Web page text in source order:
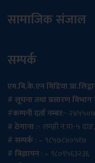
सामाजिक संजाल
सम्पर्क
एम.बि.के.एन मिडिया
# सूचना तथा प्रसारण विभाग
#कम्पनी दर्ता नम्बर:- २४५५०७
# ठेगाना:- लमही न.पा-५
# सम्पर्क: – ९८५७८४०५१७
# बिज्ञापन: – ९८०९५६३२३६